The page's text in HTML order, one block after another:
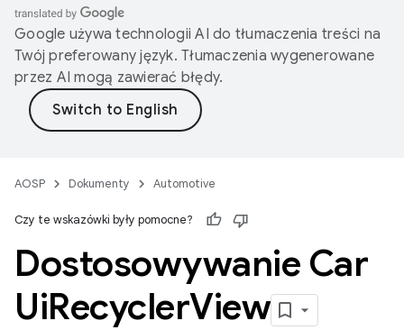
Google używa technologii AI do tłumaczenia treści na
Twój preferowany język. Tłumaczenia wygenerowane
przez AI mogą zawierać błędy.
AOSP Dokumenty Automotive
Czy te wskazówki były pomocne?
Dostosowywanie Car
UiRecyclerView